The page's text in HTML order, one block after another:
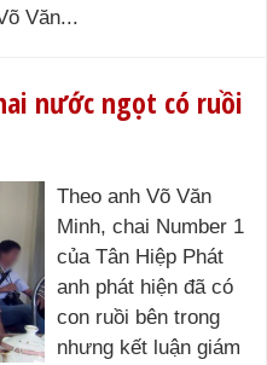
Văn...
nước ngọt có ruồi
Theo anh Võ Văn
Minh, chai Number 1
của Tân Hiệp Phát
anh phát hiện đã có
con ruồi bên trong
nhưng kết luận giám